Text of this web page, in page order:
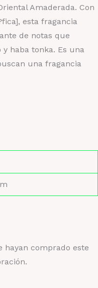
Amaderada. Con
esta fragancia
de notas que
haba tonka. Es una
una fragancia
hayan comprado este